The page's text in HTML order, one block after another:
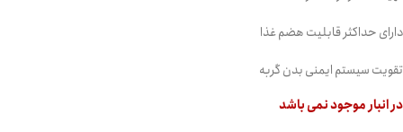
دارای حداکثر قابلیت هضم غذا
تقویت سیستم ایمنی بدن گربه
در انبار موجود نمی باشد